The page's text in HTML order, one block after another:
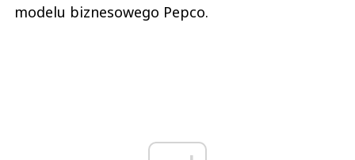
modelu biznesowego Pepco.